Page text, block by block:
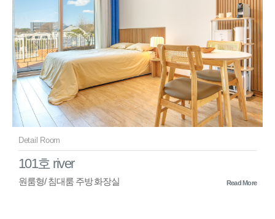
Detail Room
101호 river
원룸형/ 침대룸 주방 화장실 Read More